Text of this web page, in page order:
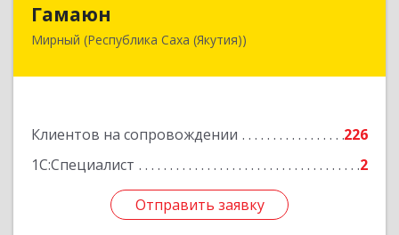
Гамаюн
Мирный (Республика Саха (Якутия))
Клиентов на сопровождении
226
1С:Специалист
2
Отправить заявку
678170, Саха /Якутия/ Респ, Мирнинский у,
Подробнее
Отправить заявку